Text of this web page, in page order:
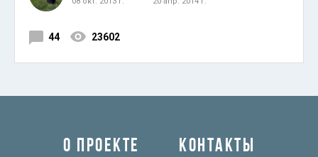
44 23602
О ПРОЕКТЕ КОНТАКТЫ